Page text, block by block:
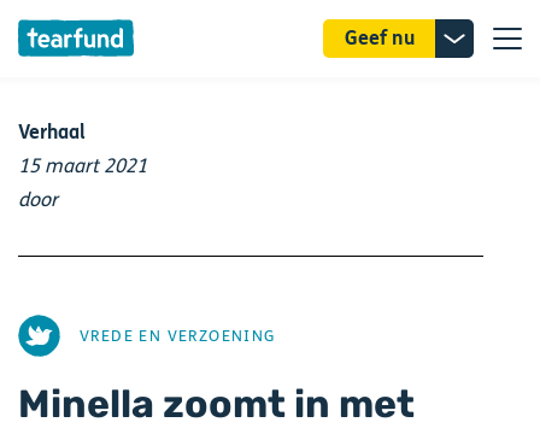
Geef nu
Verhaal
15 maart 2021
door
AFBEELDINGVREDE EN VERZOENING
Minella zoomt in met